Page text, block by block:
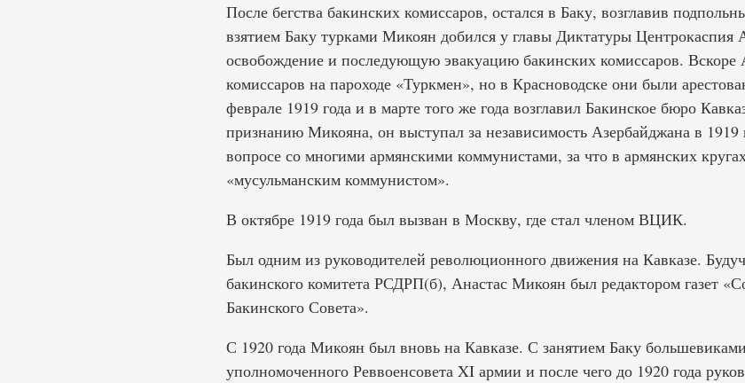
После бегства бакинских комиссаров, остался в Баку, возглавив
взятием Баку турками Микоян добился у главы Диктатуры Центрокаспия
освобождение и последующую эвакуацию бакинских комиссаров. Вскоре
комиссаров на пароходе «Туркмен», но в Красноводске они были
феврале 1919 года и в марте того же года возглавил Бакинское бюро
признанию Микояна, он выступал за независимость Азербайджана в 1919
вопросе со многими армянскими коммунистами, за что в армянских
«мусульманским коммунистом».
В октябре 1919 года был вызван в Москву, где стал членом ВЦИК.
Был одним из руководителей революционного движения на Кавказе.
бакинского комитета РСДРП(б), Анастас Микоян был редактором газет
Бакинского Совета».
С 1920 года Микоян был вновь на Кавказе. С занятием Баку
уполномоченного Реввоенсовета XI армии и после чего до 1920 года